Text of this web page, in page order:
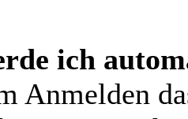
ich
Anmelden